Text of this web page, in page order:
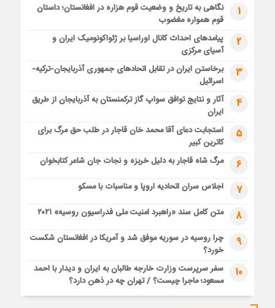
1
نگاهی به تاریخ و وضعیت قوم هزاره در افغانستان؛ داستان
قوم همواره مغضوب
2
پیامدهای احداث کانال اوراسیا بر ژئواکونومیک ایران و
آسیای مرکزی
3
برخاستن ایران در تقابل اتحادهای جمهوری آذربایجان-ترکیه-
اسرائیل
4
آثار و نتایج توافق سواپ گاز ترکمنستان به آذربایجان از طریق
ایران
5
استجابت دعای آقا محمد خان قاجار در طلب حق مرگ برای
کاترین کبیر
6 مرگ شاه قاجار به دلیل خربزه و نجات جان شاعر کتابخوان
7 اجلاس سران اتحادیه اروپا و مناسبات با مسکو
8 متن کامل سند «راهبرد امنیت ملی فدراسیون روسیه» ۲۰۲۱
9
چرا روسیه در سوریه موفق شد و آمریکا در افغانستان شکست
خورد؟
10
سفر سرپرست وزارت خارجه طالبان به ایران و دیدار با احمد
مسعود؛ ماجرا چیست؟ / تهران چه در ذهن دارد؟